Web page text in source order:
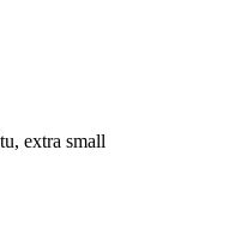
extra small